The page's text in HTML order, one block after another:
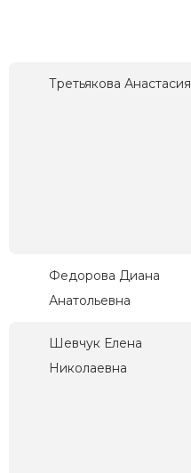
Третьякова Анастасия
Федорова Диана
Анатольевна
Шевчук Елена
Николаевна